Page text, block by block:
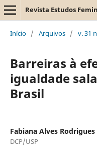
Revista Estudos
Início / Arquivos / v. 31
Barreiras à
igualdade
Brasil
Fabiana Alves Rodrigues
DCP/USP